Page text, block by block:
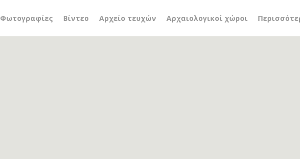
Φωτογραφίες Βίντεο Αρχείο τευχών Αρχαιολογικοί χώροι
ελληνορωμαϊκή περίοδος